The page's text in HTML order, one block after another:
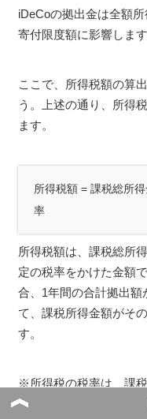
iDeCoの拠出金は全額
寄付限度額に影響します
ここで、所得税額の算
う。上述の通り、所得
ます。
所得税額 = 課税総所
率
所得税額は、課税総所
定の税率をかけた金額
合、1年間の合計拠出額
て、課税所得金額がそ
す。
※所得税の税率は、課